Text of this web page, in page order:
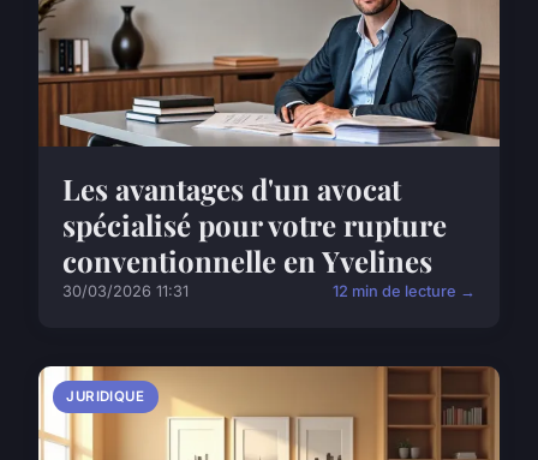
Les avantages d'un avocat
spécialisé pour votre rupture
conventionnelle en Yvelines
30/03/2026 11:31 12 min de lecture →
JURIDIQUE